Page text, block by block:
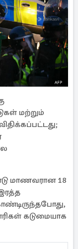
மற்றும்
மாணவரான 18
கடுமையாக